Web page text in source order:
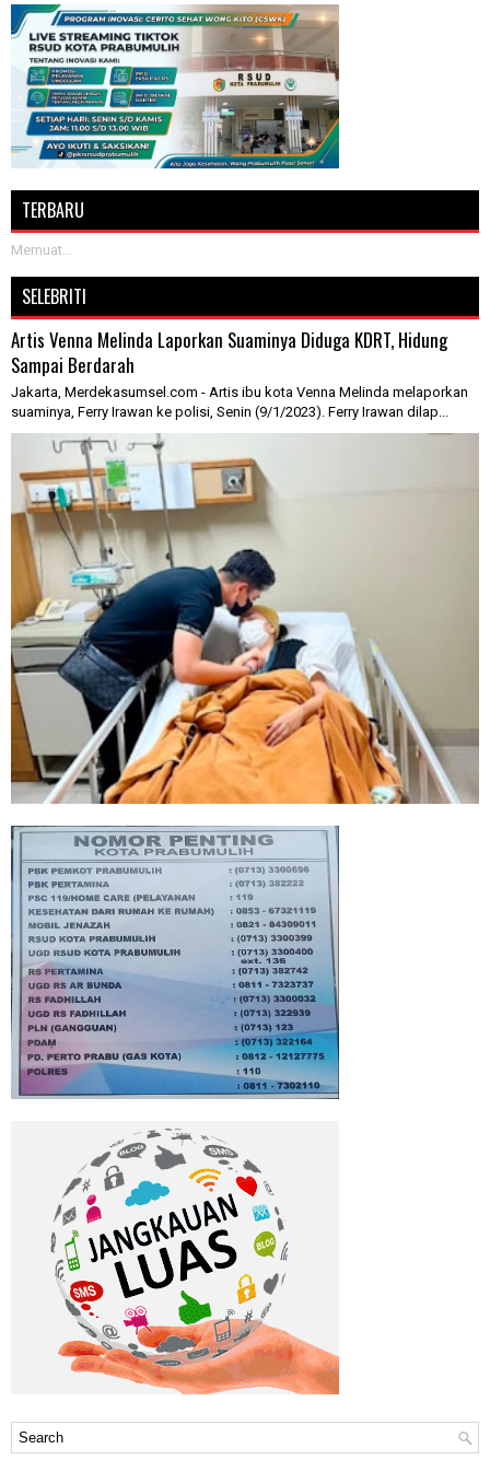
TERBARU
Memuat...
SELEBRITI
Artis Venna Melinda Laporkan Suaminya Diduga KDRT, Hidung
Sampai Berdarah
Jakarta, Merdekasumsel.com - Artis ibu kota Venna Melinda melaporkan
suaminya, Ferry Irawan ke polisi, Senin (9/1/2023). Ferry Irawan dilap...